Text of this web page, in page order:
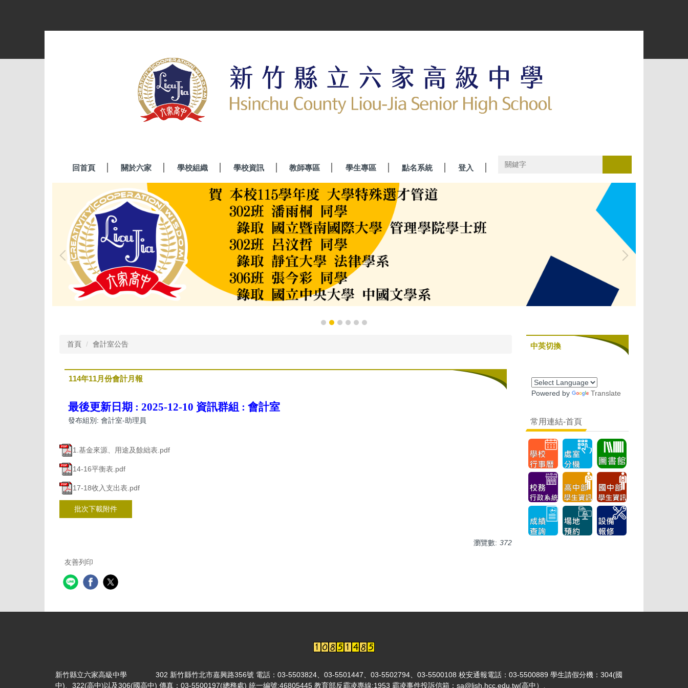
容
回首頁 關於六家 學校組織 學校資訊 教師專區 學生專區 點名系統 登入
首頁 會計室公告
114年11月份會計月報
最後更新日期 : 2025-12-10 資訊群組 : 會計室
發布組別: 會計室-助理員
1.基金來源、用途及餘絀表.pdf
14-16平衡表.pdf
17-18收入支出表.pdf
批次下載附件
瀏覽數: 372
友善列印
中英切換
Powered by Translate
常用連結-首頁
新竹縣立六家高級中學 302 新竹縣竹北市嘉興路356號 電話：03-5503824、03-5501447、03-5502794、03-5500108 校安通報電話：03-5500889 學生請假分機：304(國
中)、322(高中)以及306(國高中) 傳真：03-5500197(總務處) 統一編號:46805445 教育部反霸凌專線:1953 霸凌事件投訴信箱：sa@ljsh.hcc.edu.tw(高中）、